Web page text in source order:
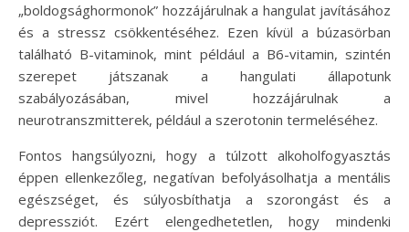
„boldogsághormonok” hozzájárulnak a hangulat javításához
és a stressz csökkentéséhez. Ezen kívül a búzasörban
található B-vitaminok, mint például a B6-vitamin, szintén
szerepet játszanak a hangulati állapotunk
szabályozásában, mivel hozzájárulnak a
neurotranszmitterek, például a szerotonin termeléséhez.
Fontos hangsúlyozni, hogy a túlzott alkoholfogyasztás
éppen ellenkezőleg, negatívan befolyásolhatja a mentális
egészséget, és súlyosbíthatja a szorongást és a
depressziót. Ezért elengedhetetlen, hogy mindenki